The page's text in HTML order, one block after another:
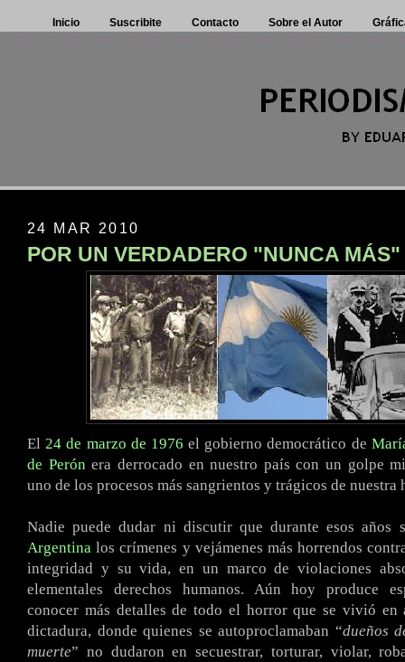
Inicio Suscribite Contacto Sobre el Autor
24 MAR 2010
POR UN VERDADERO "NUNCA MÁS"
El24 de marzo de 1976 el gobierno democrático de
de Perónera derrocado en nuestro país con un golpe
uno de los procesos más sangrientos y trágicos de
Nadie puede dudar ni discutir que durante esos años
Argentina los crímenes y vejámenes más horrendos
integridad y su vida, en un marco de violaciones
elementales derechos humanos. Aún hoy produce
conocer más detalles de todo el horror que se vivió en
dictadura, donde quienes se autoproclamaban “dueños
muerte” no dudaron en secuestrar, torturar, violar,